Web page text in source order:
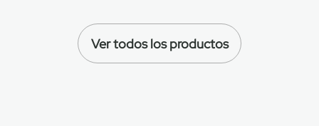
Ver todos los productos